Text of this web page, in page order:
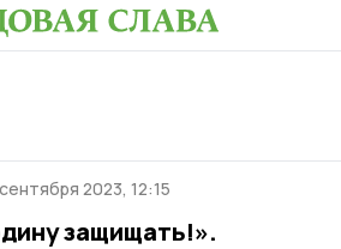
2023, 12:15
защищать!».